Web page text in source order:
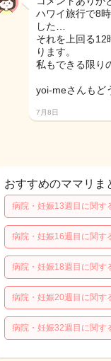
ハワイ旅行で8
した…
それを上回る
ります。
私もできる限り
yoi-meさんもど
7月8日
おすすめのママリま
病院・妊娠13週目に関す
病院・妊娠16週目に関す
病院・妊娠18週目に関す
病院・妊娠20週目に関す
病院・妊娠32週目に関す